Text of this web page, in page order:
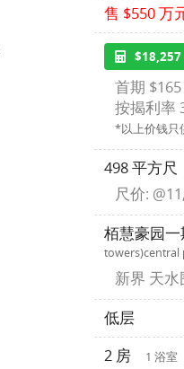
售 $550 万
$18,257
首期
按揭利率
*以上价钱只
498 平方尺
尺价:
栢慧豪园
towers)central
新界 天水
低层
2 房 1 浴室